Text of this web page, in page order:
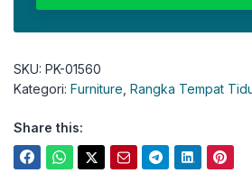
SKU: PK-01560
Kategori: Furniture Rangka Tempat
Share this: